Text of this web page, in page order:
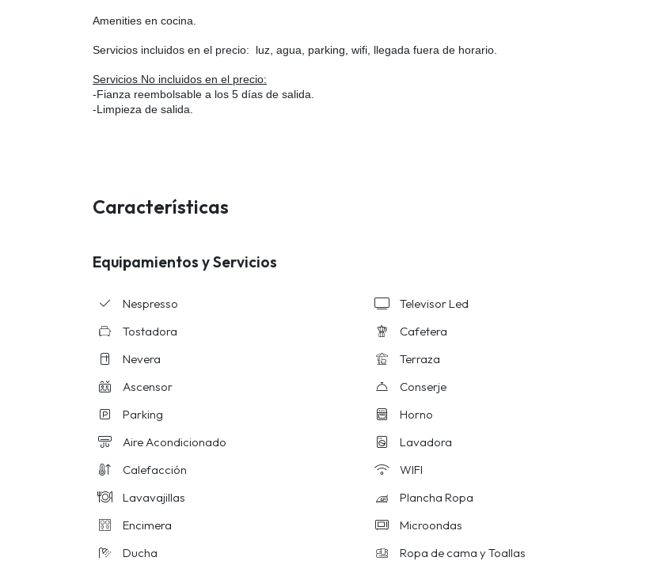
Amenities en cocina.
Servicios incluidos en el precio: luz, agua, parking, wifi, llegada fuera de horario.
Servicios No incluidos en el precio:
-Fianza reembolsable a los 5 días de salida.
-Limpieza de salida.
Características
Equipamientos y Servicios
Nespresso
Televisor Led
Tostadora
Cafetera
Nevera
Terraza
Ascensor
Conserje
Parking
Horno
Aire Acondicionado
Lavadora
Calefacción
WIFI
Lavavajillas
Plancha Ropa
Encimera
Microondas
Ducha
Ropa de cama y Toallas